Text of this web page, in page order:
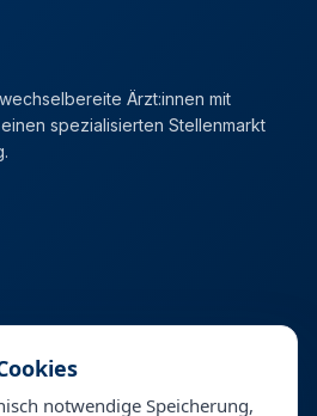
Ärzt:innen mit
spezialisierten Stellenmarkt
notwendige Speicherung,